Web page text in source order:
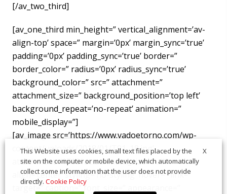
[/av_two_third]
[av_one_third min_height=” vertical_alignment=’av-
align-top’ space=” margin=’0px’ margin_sync=’true’
padding=’0px’ padding_sync=’true’ border=”
border_color=” radius=’0px’ radius_sync=’true’
background_color=” src=” attachment=”
attachment_size=” background_position=’top left’
background_repeat=’no-repeat’ animation=”
mobile_display=”]
[av_image src=’https://www.vadoetorno.com/wp-
content/uploads/2018/01/T01_18.jpg’
attachment=’1710′ attachment_size=’full’
align=’center’ styling=’no-styling’ hover=” link=”
target=” caption=” font_size=” appearance=”
X
This Website uses cookies, small text files placed by the
site on the computer or mobile device, which automatically
collect some information that the user does not provide
directly. Cookie Policy